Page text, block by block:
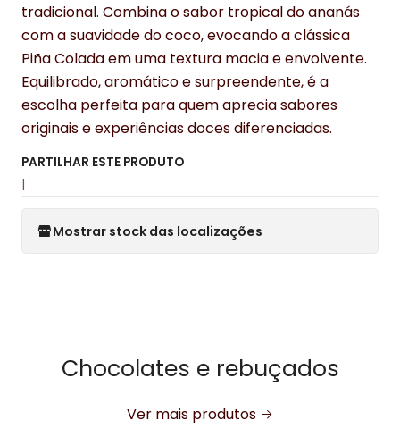
tradicional. Combina o sabor tropical do ananás
com a suavidade do coco, evocando a clássica
Piña Colada em uma textura macia e envolvente.
Equilibrado, aromático e surpreendente, é a
escolha perfeita para quem aprecia sabores
originais e experiências doces diferenciadas.
PARTILHAR ESTE PRODUTO
|
Mostrar stock das localizações
Chocolates e rebuçados
Ver mais produtos